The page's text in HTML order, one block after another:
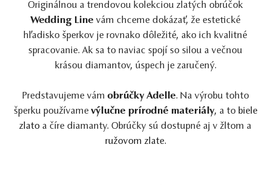
Originálnou a trendovou kolekciou zlatých obrúčok
Wedding Line vám chceme dokázať, že estetické
hľadisko šperkov je rovnako dôležité, ako ich kvalitné
spracovanie. Ak sa to naviac spojí so silou a večnou
krásou diamantov, úspech je zaručený.
Predstavujeme vám obrúčky Adelle. Na výrobu tohto
šperku používamevýlučne prírodné materiály, a to biele
zlato a číre diamanty. Obrúčky sú dostupné aj v žltom a
ružovom zlate.